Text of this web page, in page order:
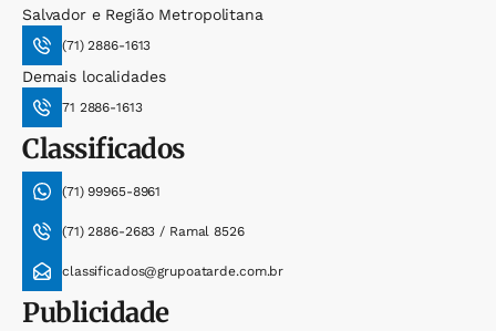
Salvador e Região Metropolitana
(71) 2886-1613
Demais localidades
71 2886-1613
Classificados
(71) 99965-8961
(71) 2886-2683 / Ramal 8526
classificados@grupoatarde.com.br
Publicidade